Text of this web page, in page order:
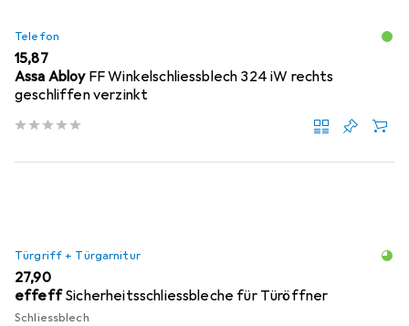
Telefon
EUR
15,87
Assa Abloy FF Winkelschliessblech 324 iW rechts
geschliffen verzinkt
Türgriff + Türgarnitur
EUR
27,90
effeff Sicherheitsschliessbleche für Türöffner
Schliessblech